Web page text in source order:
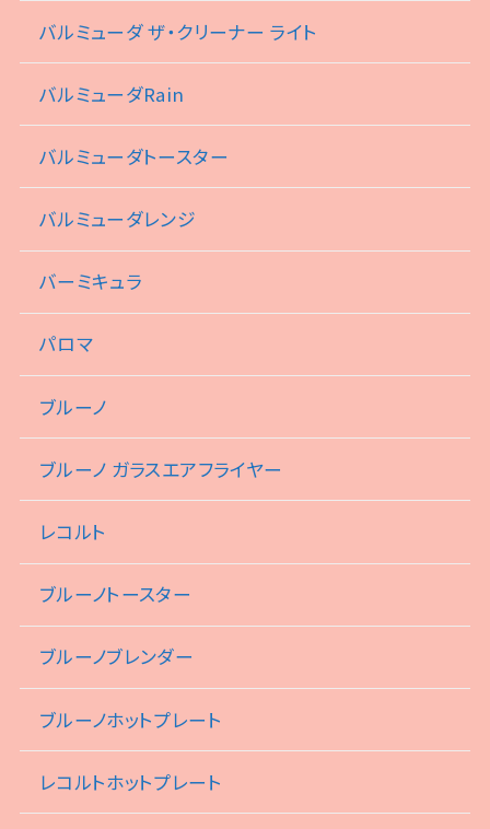
バルミューダ ザ・クリーナー ライト
バルミューダRain
バルミューダトースター
バルミューダレンジ
バーミキュラ
パロマ
ブルーノ
ブルーノ ガラスエアフライヤー
レコルト
ブルーノトースター
ブルーノブレンダー
ブルーノホットプレート
レコルトホットプレート